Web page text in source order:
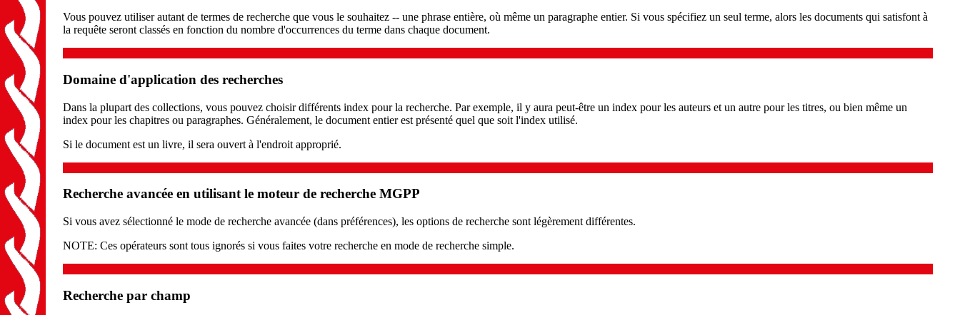
Vous pouvez utiliser autant de termes de recherche que vous le souhaitez -- une phrase entière, où même un paragraphe entier. Si vous spécifiez un seul terme, alors les documents qui satisfont à
la requête seront classés en fonction du nombre d'occurrences du terme dans chaque document.
Domaine d'application des recherches
Dans la plupart des collections, vous pouvez choisir différents index pour la recherche. Par exemple, il y aura peut-être un index pour les auteurs et un autre pour les titres, ou bien même un
index pour les chapitres ou paragraphes. Généralement, le document entier est présenté quel que soit l'index utilisé.
Si le document est un livre, il sera ouvert à l'endroit approprié.
Recherche avancée en utilisant le moteur de recherche MGPP
Si vous avez sélectionné le mode de recherche avancée (dans préférences), les options de recherche sont légèrement différentes.
NOTE: Ces opérateurs sont tous ignorés si vous faites votre recherche en mode de recherche simple.
Recherche par champ